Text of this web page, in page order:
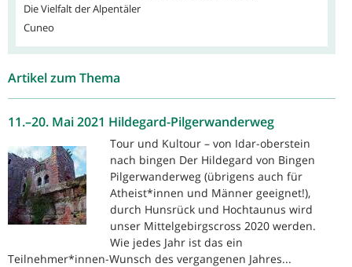
Die Vielfalt der Alpentäler
Cuneo
Artikel zum Thema
11.–20. Mai 2021 Hildegard-Pilgerwanderweg
Tour und Kultour – von Idar-oberstein
nach bingen Der Hildegard von Bingen
Pilgerwanderweg (übrigens auch für
Atheist*innen und Männer geeignet!),
durch Hunsrück und Hochtaunus wird
unser Mittelgebirgscross 2020 werden.
Wie jedes Jahr ist das ein
Teilnehmer*innen-Wunsch des vergangenen Jahres...